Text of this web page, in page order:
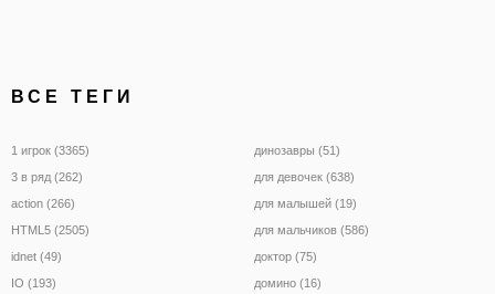
ВСЕ ТЕГИ
1 игрок (3365)
3 в ряд (262)
action (266)
HTML5 (2505)
idnet (49)
IO (193)
динозавры (51)
для девочек (638)
для малышей (19)
для мальчиков (586)
доктор (75)
домино (16)